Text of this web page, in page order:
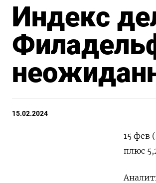
Индекс
15.02.2024
15 фев
плюс